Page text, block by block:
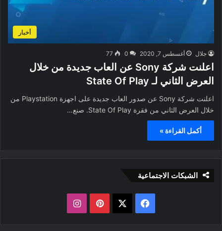
أخبار
جلال أغسطس 7, 2020 0
77
اعلنت شركة Sony عن العاب جديدة من خلال
العرض الثاني لـ State Of Play
اعلنت شركة Sony عن صدور العاب جديدة على اجهزة Playstation من
خلال العرض الثاني من فقرة State Of Play. صنع…
أكمل القراءة »
الشبكات الاجتماعية